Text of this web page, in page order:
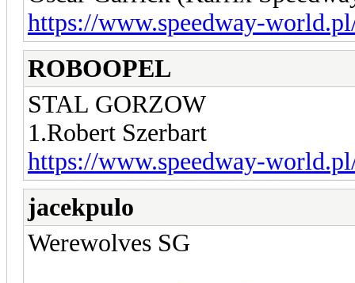
https://www.speedway-
ROBOOPEL
STAL GORZOW
1.Robert Szerbart
https://www.speedway-
jacekpulo
Werewolves SG